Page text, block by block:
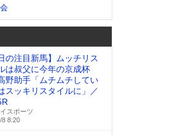
の注目新馬】ムッチリス
は叔父に今年の京成杯
助手「ムチムチしてい
スッキリスタイルに」／
スポーツ
8 8:20